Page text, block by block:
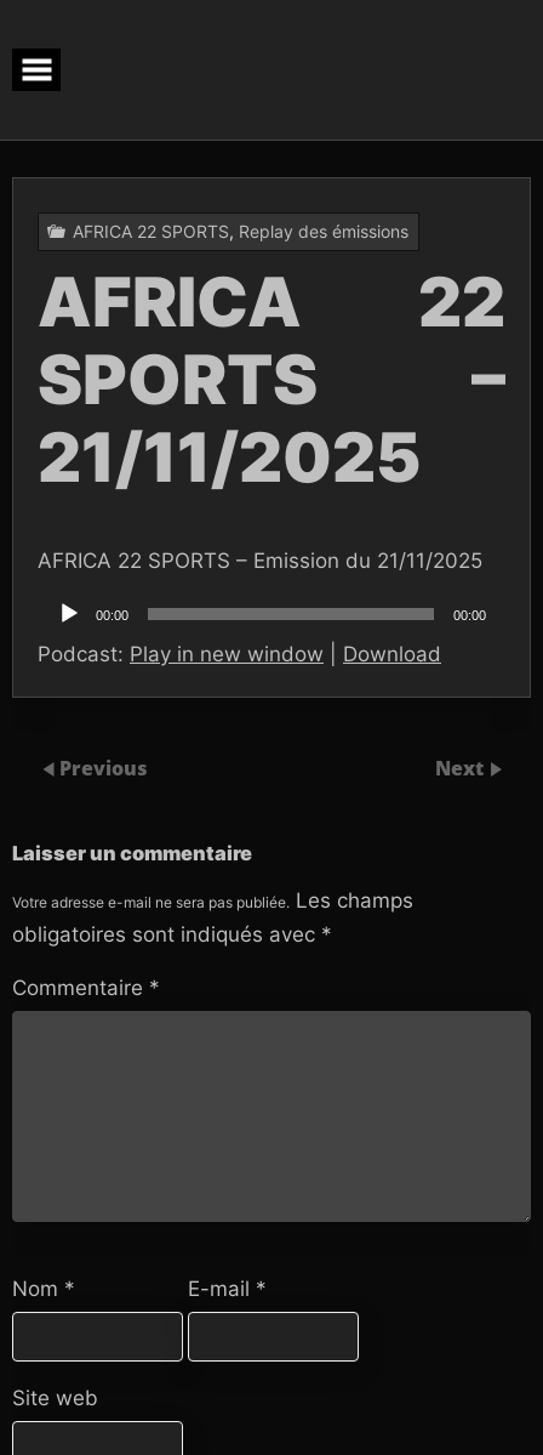
content
AFRICA 22 SPORTS, Replay des émissions
AFRICA 22
SPORTS –
21/11/2025
AFRICA 22 SPORTS – Emission du 21/11/2025
audio
00:00 00:00
Podcast: Play in new window Download
Previous Next
Laisser un commentaire
Votre adresse e-mail ne sera pas publiée. Les champs
obligatoires sont indiqués avec *
Commentaire *
Nom * E-mail *
Site web